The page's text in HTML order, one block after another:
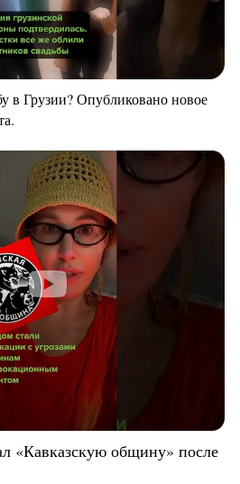
в Грузии? Опубликовано новое
«Кавказскую общину» после